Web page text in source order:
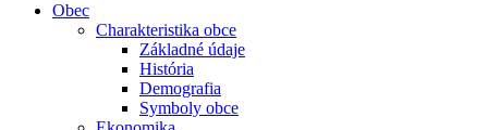
Obec
Charakteristika obce
Základné údaje
História
Demografia
Symboly obce